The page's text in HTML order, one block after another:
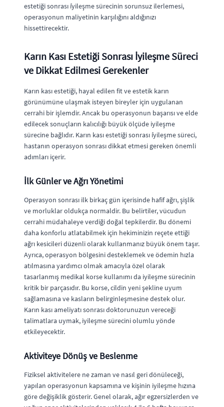
estetiği sonrası i̇yileşme sürecinin sorunsuz ilerlemesi,
operasyonun maliyetinin karşılığını aldığınızı
hissettirecektir.
Karın Kası Estetiği Sonrası İyileşme Süreci
ve Dikkat Edilmesi Gerekenler
Karın kası estetiği, hayal edilen fit ve estetik karın
görünümüne ulaşmak isteyen bireyler için uygulanan
cerrahi bir işlemdir. Ancak bu operasyonun başarısı ve elde
edilecek sonuçların kalıcılığı büyük ölçüde iyileşme
sürecine bağlıdır. Karın kası estetiği sonrası i̇yileşme süreci,
hastanın operasyon sonrası dikkat etmesi gereken önemli
adımları içerir.
İlk Günler ve Ağrı Yönetimi
Operasyon sonrası ilk birkaç gün içerisinde hafif ağrı, şişlik
ve morluklar oldukça normaldir. Bu belirtiler, vücudun
cerrahi müdahaleye verdiği doğal tepkilerdir. Bu dönemi
daha konforlu atlatabilmek için hekiminizin reçete ettiği
ağrı kesicileri düzenli olarak kullanmanız büyük önem taşır.
Ayrıca, operasyon bölgesini desteklemek ve ödemin hızla
atılmasına yardımcı olmak amacıyla özel olarak
tasarlanmış medikal korse kullanımı da iyileşme sürecinin
kritik bir parçasıdır. Bu korse, cildin yeni şekline uyum
sağlamasına ve kasların belirginleşmesine destek olur.
Karın kası ameliyatı sonrası doktorunuzun vereceği
talimatlara uymak, iyileşme sürecini olumlu yönde
etkileyecektir.
Aktiviteye Dönüş ve Beslenme
Fiziksel aktivitelere ne zaman ve nasıl geri dönüleceği,
yapılan operasyonun kapsamına ve kişinin iyileşme hızına
göre değişiklik gösterir. Genel olarak, ağır egzersizlerden ve